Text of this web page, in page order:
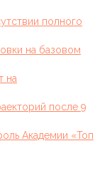
полного
на базовом
на
после 9
Академии «Топ